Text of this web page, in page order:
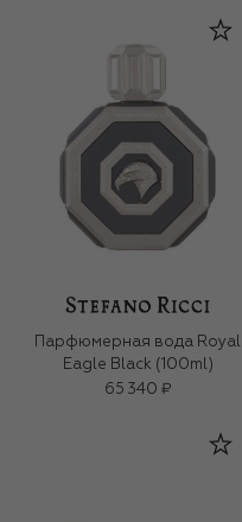
Парфюмерная вода Royal
Eagle Black (100ml)
65 340 ₽